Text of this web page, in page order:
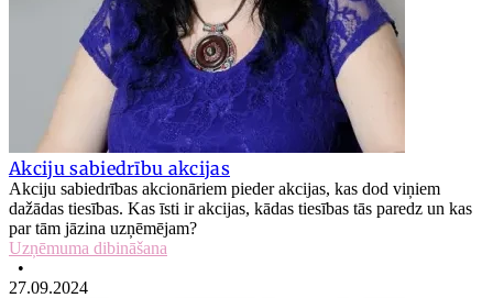
Akciju sabiedrību akcijas
Akciju sabiedrības akcionāriem pieder akcijas, kas dod viņiem
dažādas tiesības. Kas īsti ir akcijas, kādas tiesības tās paredz un kas
par tām jāzina uzņēmējam?
Uzņēmuma dibināšana
•
27.09.2024